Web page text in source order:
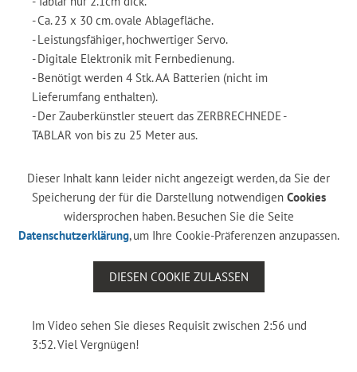
- Ca. 23 x 30 cm. ovale Ablagefläche.
- Leistungsfähiger, hochwertiger Servo.
- Digitale Elektronik mit Fernbedienung.
- Benötigt werden 4 Stk. AA Batterien (nicht im
Lieferumfang enthalten).
- Der Zauberkünstler steuert das ZERBRECHNEDE -
TABLAR von bis zu 25 Meter aus.
Dieser Inhalt kann leider nicht angezeigt werden, da Sie der
Speicherung der für die Darstellung notwendigen Cookies
widersprochen haben. Besuchen Sie die Seite
Datenschutzerklärung, um Ihre Cookie-Präferenzen anzupassen.
DIESEN COOKIE ZULASSEN
Im Video sehen Sie dieses Requisit zwischen 2:56 und
3:52. Viel Vergnügen!